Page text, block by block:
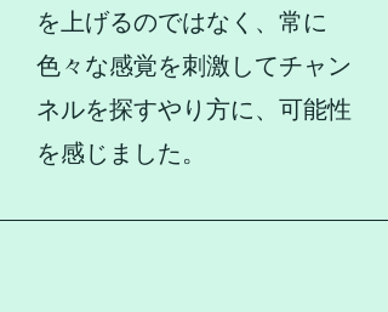
を上げるのではなく、常に
色々な感覚を刺激してチャン
ネルを探すやり方に、可能性
を感じました。